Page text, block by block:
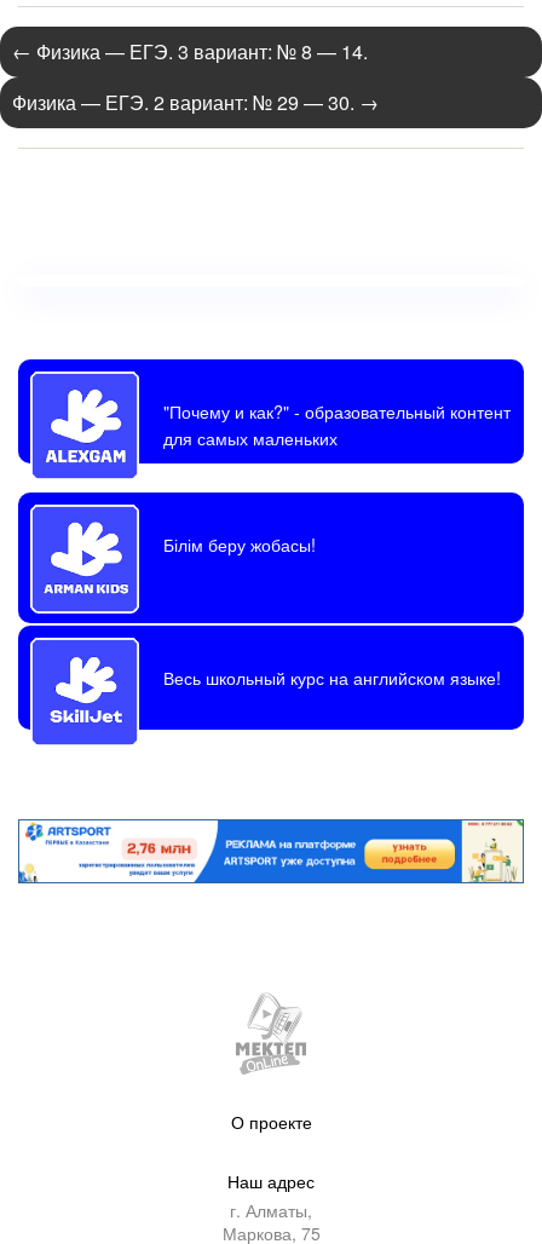
← Физика — ЕГЭ. 3 вариант: № 8 — 14.
Физика — ЕГЭ. 2 вариант: № 29 — 30. →
"Почему и как?"- образовательный контент
для самых маленьких
Білім беру жобасы!
Весь школьный курс на английском языке!
О проекте
Наш адрес
г. Алматы,
Маркова, 75